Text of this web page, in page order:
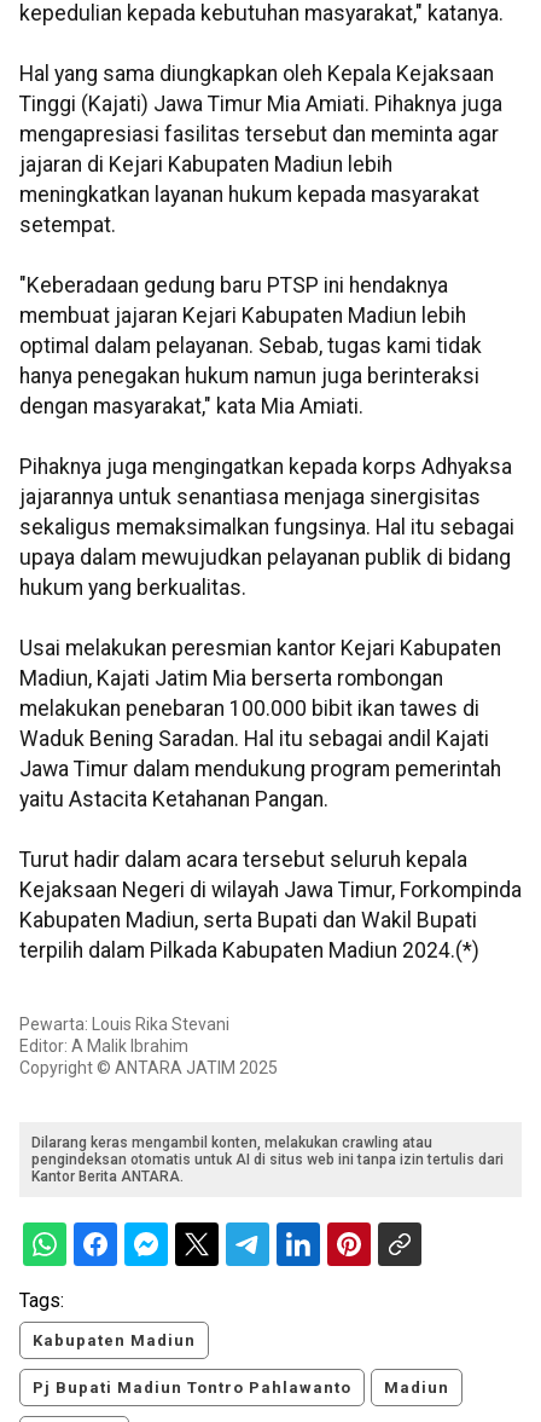
kepedulian kepada kebutuhan masyarakat," katanya.
Hal yang sama diungkapkan oleh Kepala Kejaksaan
Tinggi (Kajati) Jawa Timur Mia Amiati. Pihaknya juga
mengapresiasi fasilitas tersebut dan meminta agar
jajaran di Kejari Kabupaten Madiun lebih
meningkatkan layanan hukum kepada masyarakat
setempat.
"Keberadaan gedung baru PTSP ini hendaknya
membuat jajaran Kejari Kabupaten Madiun lebih
optimal dalam pelayanan. Sebab, tugas kami tidak
hanya penegakan hukum namun juga berinteraksi
dengan masyarakat," kata Mia Amiati.
Pihaknya juga mengingatkan kepada korps Adhyaksa
jajarannya untuk senantiasa menjaga sinergisitas
sekaligus memaksimalkan fungsinya. Hal itu sebagai
upaya dalam mewujudkan pelayanan publik di bidang
hukum yang berkualitas.
Usai melakukan peresmian kantor Kejari Kabupaten
Madiun, Kajati Jatim Mia berserta rombongan
melakukan penebaran 100.000 bibit ikan tawes di
Waduk Bening Saradan. Hal itu sebagai andil Kajati
Jawa Timur dalam mendukung program pemerintah
yaitu Astacita Ketahanan Pangan.
Turut hadir dalam acara tersebut seluruh kepala
Kejaksaan Negeri di wilayah Jawa Timur, Forkompinda
Kabupaten Madiun, serta Bupati dan Wakil Bupati
terpilih dalam Pilkada Kabupaten Madiun 2024.(*)
Pewarta: Louis Rika Stevani
Editor: A Malik Ibrahim
Copyright © ANTARA JATIM 2025
Dilarang keras mengambil konten, melakukan crawling atau
pengindeksan otomatis untuk AI di situs web ini tanpa izin tertulis dari
Kantor Berita ANTARA.
Tags:
Kabupaten Madiun
Pj Bupati Madiun Tontro Pahlawanto Madiun